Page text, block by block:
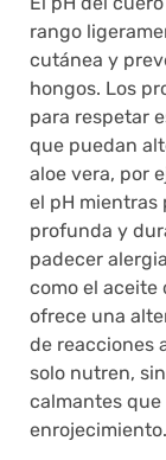
rango
cutánea y
hongos. Los
para respetar
que puedan
aloe vera, por
el pH
profunda y
padecer
como el aceite
ofrece una
de reacciones
solo nutren,
calmantes
enrojecimiento.